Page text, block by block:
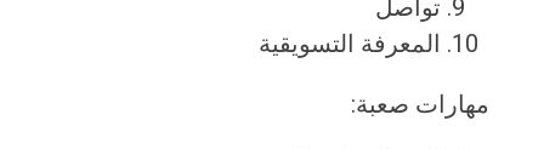
تواصل
المعرفة التسويقية
مهارات صعبة: